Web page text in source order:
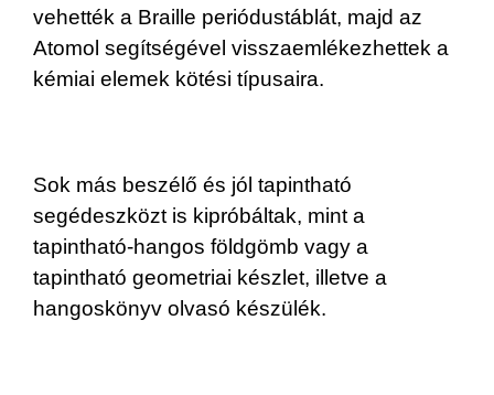
vehették a Braille periódustáblát, majd az
Atomol segítségével visszaemlékezhettek a
kémiai elemek kötési típusaira.
Sok más beszélő és jól tapintható
segédeszközt is kipróbáltak, mint a
tapintható-hangos földgömb vagy a
tapintható geometriai készlet, illetve a
hangoskönyv olvasó készülék.